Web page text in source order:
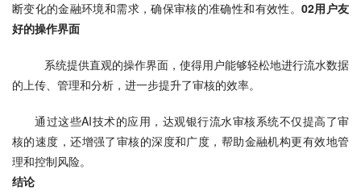
断变化的金融环境和需求，确保审核的准确性和有效性。 02用户友
好的操作界面
系统提供直观的操作界面，使得用户能够轻松地进行流水数据
的上传、管理和分析，进一步提升了审核的效率。
通过这些AI技术的应用，达观银行流水审核系统不仅提高了审
核的速度，还增强了审核的深度和广度，帮助金融机构更有效地管
理和控制风险。
结论